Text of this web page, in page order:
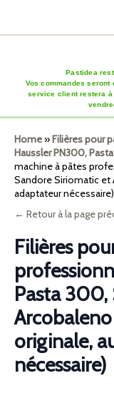
Pastidea
Vos commandes seront
service client restera
Home»Filières pour
Haussler PN300,
machine à pâtes
Sandore Siriomatic et
adaptateur nécessaire)
← Retour à la page
Filières
Pasta
originale,
nécessaire)